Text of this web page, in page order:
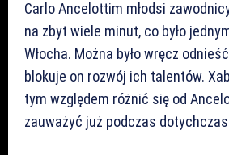
Carlo Ancelottim młodsi
na zbyt wiele minut, co było
Włocha. Można było wręcz
blokuje on rozwój ich talentów.
tym względem różnić się od
zauważyć już podczas